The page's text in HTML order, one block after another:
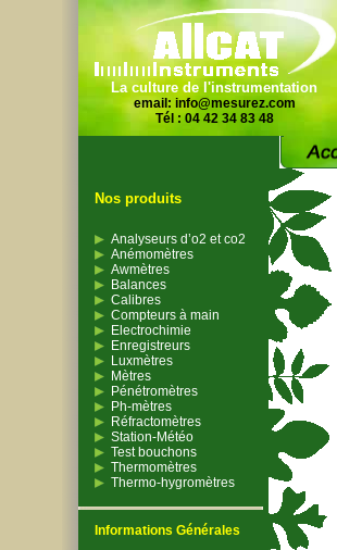
La culture de l'instrumentation
email: info@mesurez.com
Tél : 04 42 34 83 48
Nos produits
Analyseurs d’o2 et co2
Anémomètres
Awmètres
Balances
Calibres
Compteurs à main
Electrochimie
Enregistreurs
Luxmètres
Mètres
Pénétromètres
Ph-mètres
Réfractomètres
Station-Météo
Test bouchons
Thermomètres
Thermo-hygromètres
Informations Générales